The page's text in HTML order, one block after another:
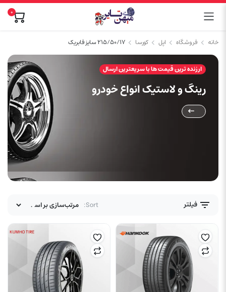
0
خانه فروشگاه اپل کورسا ۲۱۵/۵۰/۱۷ سایز فابریک
ارزنده ترین قیمت ها با سریعترین ارسال
رینگ و لاستیک انواع خودرو
فیلتر Sort: